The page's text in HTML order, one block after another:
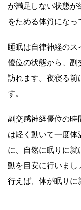
が満足しない状態
をためる体質になっ
睡眠は自律神経のス
優位の状態から、副
訪れます。夜寝る前
す。
副交感神経優位の時
は軽く動いて一度体
に、自然に眠りに就
動を目安に行いまし
行えば、体が眠りに